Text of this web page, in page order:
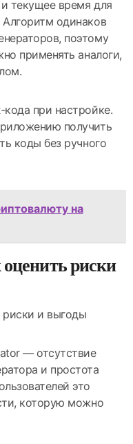
текущее время для
одинаков
поэтому
применять аналоги,
кода при настройке.
получить
коды без ручного
на
риски
— отсутствие
и простота
это
которую можно